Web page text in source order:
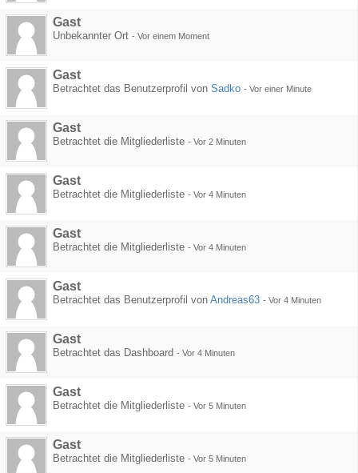
Gast
Unbekannter Ort - Vor einem Moment
Gast
Betrachtet das Benutzerprofil von Sadko - Vor einer Minute
Gast
Betrachtet die Mitgliederliste - Vor 2 Minuten
Gast
Betrachtet die Mitgliederliste - Vor 4 Minuten
Gast
Betrachtet die Mitgliederliste - Vor 4 Minuten
Gast
Betrachtet das Benutzerprofil von Andreas63 - Vor 4 Minuten
Gast
Betrachtet das Dashboard - Vor 4 Minuten
Gast
Betrachtet die Mitgliederliste - Vor 5 Minuten
Gast
Betrachtet die Mitgliederliste - Vor 5 Minuten